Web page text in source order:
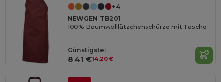
+4
NEWGEN TB201
100% Baumwolllätzchenschürze mit Tasche
Günstigste:
8,41 €14,20 €